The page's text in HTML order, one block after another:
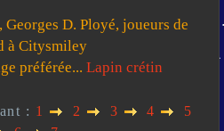
Georges D. Ployé, joueurs de
à Citysmiley
préférée... Lapin crétin
: 1 2 3 4
5